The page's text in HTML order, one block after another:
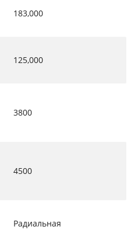
183,000
125,000
3800
4500
Радиальная